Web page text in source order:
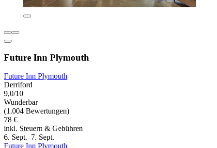
Future Inn Plymouth
Future Inn Plymouth
Derriford
9,0/10
Wunderbar
(1.004 Bewertungen)
78 €
inkl. Steuern & Gebühren
6. Sept.–7. Sept.
Future Inn Plymouth